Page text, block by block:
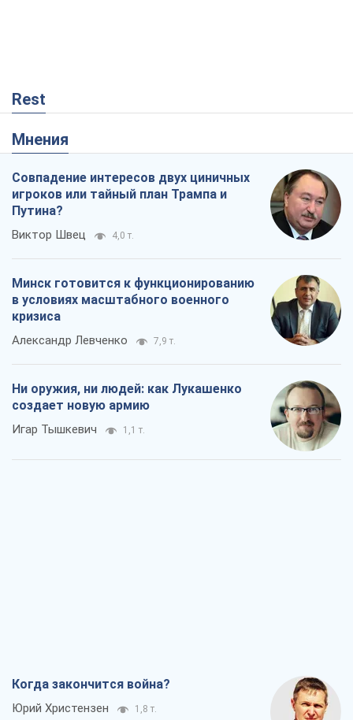
Rest
Мнения
Совпадение интересов двух циничных
игроков или тайный план Трампа и
Путина?
Виктор Швец 4,0 т.
Минск готовится к функционированию
в условиях масштабного военного
кризиса
Александр Левченко 7,9 т.
Ни оружия, ни людей: как Лукашенко
создает новую армию
Игар Тышкевич 1,1 т.
Когда закончится война?
Юрий Христензен 1,8 т.